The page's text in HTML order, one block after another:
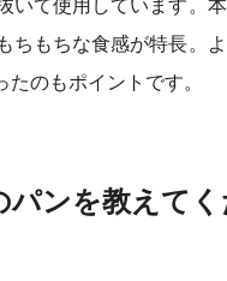
ちもちな食感が特長。
のもポイントです。
ンを教えてく